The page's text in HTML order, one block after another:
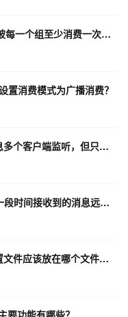
RocketMQ 5.x版本 能保证消息一定会被每一个组至少消费一次吗？这种模式是否有ack策略？
消费模式为广播消费？
mqtt是不是不能像kafka那样，一个消息多个客户端监听，但只消费一次？
rabbitmq的公网tps限制，会不会因为一段时间接收到的消息远超出限制而阻塞掉客户端发送的消息？
部署5.1.4版本的rocketmq, acl权限配置文件应该放在哪个文件路径下才会生效 ?
功能有哪些？